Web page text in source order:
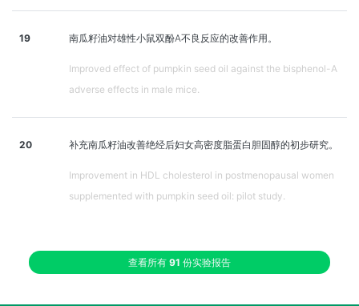
19 南瓜籽油对雄性小鼠双酚A不良反应的改善作用。
Improved effect of pumpkin seed oil against the bisphenol-A
adverse effects in male mice.
20 补充南瓜籽油改善绝经后妇女高密度脂蛋白胆固醇的初步研究。
Improvement in HDL cholesterol in postmenopausal women
supplemented with pumpkin seed oil: pilot study.
查看所有 91 份实验报告